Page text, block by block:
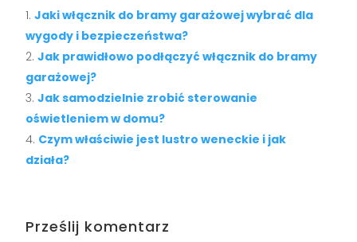
Jaki włącznik do bramy garażowej wybrać dla
wygody i bezpieczeństwa?
Jak prawidłowo podłączyć włącznik do bramy
garażowej?
Jak samodzielnie zrobić sterowanie
oświetleniem w domu?
Czym właściwie jest lustro weneckie i jak
działa?
Prześlij komentarz